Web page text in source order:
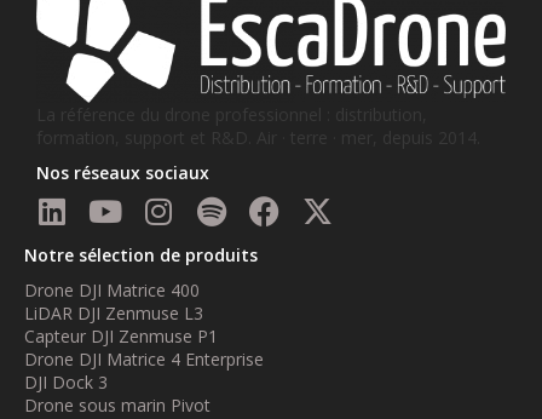
La référence du drone professionnel : distribution,
formation, support et R&D. Air · terre · mer, depuis 2014.
Nos réseaux sociaux
Notre sélection de produits
Drone DJI Matrice 400
LiDAR DJI Zenmuse L3
Capteur DJI Zenmuse P1
Drone DJI Matrice 4 Enterprise
DJI Dock 3
Drone sous marin Pivot